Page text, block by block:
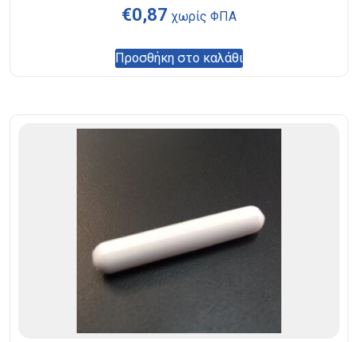
€0,87 χωρίς ΦΠΑ
Προσθήκη στο καλάθι